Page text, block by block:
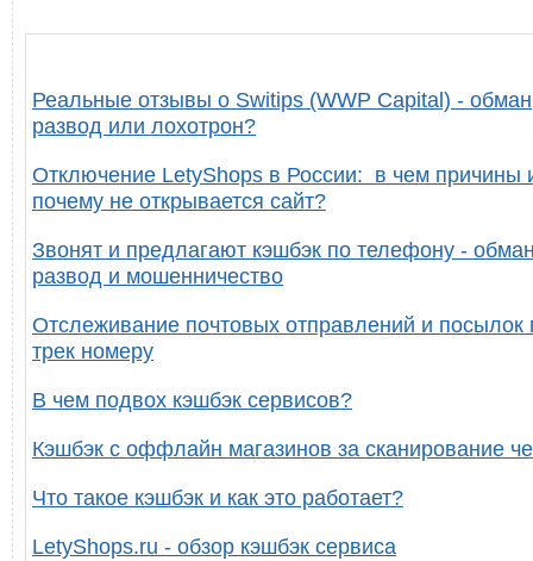
Реальные отзывы о Switips (WWP Capital) -
развод или лохотрон?
Отключение LetyShops в России: в чем причины
почему не открывается сайт?
Звонят и предлагают кэшбэк по телефону -
развод и мошенничество
Отслеживание почтовых отправлений и посылок
трек номеру
В чем подвох кэшбэк сервисов?
Кэшбэк с оффлайн магазинов за сканирование
Что такое кэшбэк и как это работает?
LetyShops.ru - обзор кэшбэк сервиса